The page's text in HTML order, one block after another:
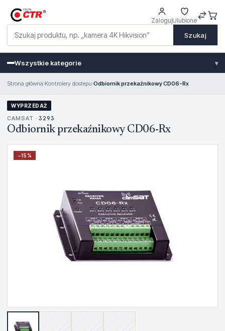
Szukaj
ZalogujUlubione
Wszystkie kategorie ▾
Strona główna›Kontrolery dostepu›Odbiornik przekaźnikowy CD06-Rx
WYPRZEDAŻ
CAMSAT · 3293
Odbiornik przekaźnikowy CD06-Rx
−15%